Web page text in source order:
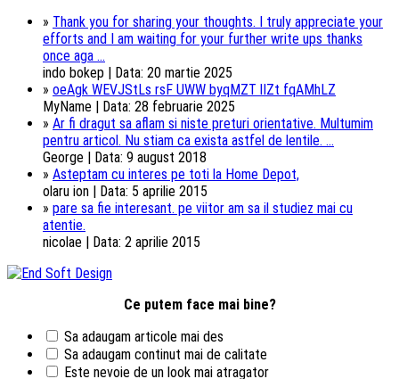
» Thank you for sharing your thoughts. I truly appreciate your
efforts and I am waiting for your further write ups thanks
once aga ...
indo bokep | Data: 20 martie 2025
» oeAgk WEVJStLs rsF UWW byqMZT lIZt fqAMhLZ
MyName | Data: 28 februarie 2025
» Ar fi dragut sa aflam si niste preturi orientative. Multumim
pentru articol. Nu stiam ca exista astfel de lentile. ...
George | Data: 9 august 2018
» Asteptam cu interes pe toti la Home Depot,
olaru ion | Data: 5 aprilie 2015
» pare sa fie interesant. pe viitor am sa il studiez mai cu
atentie.
nicolae | Data: 2 aprilie 2015
Ce putem face mai bine?
Sa adaugam articole mai des
Sa adaugam continut mai de calitate
Este nevoie de un look mai atragator